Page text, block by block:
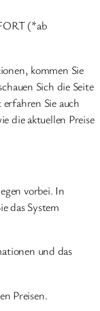
(*ab
kommen Sie
Sich die Seite
Sie auch
die aktuellen Preise
vorbei. In
das System
und das
Preisen.